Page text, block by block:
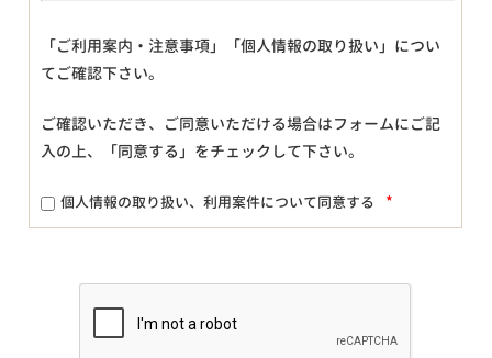
「ご利用案内・注意事項」「個人情報の取り扱い」につい
てご確認下さい。
ご確認いただき、ご同意いただける場合はフォームにご記
入の上、「同意する」をチェックして下さい。
個人情報の取り扱い、利用案件について同意する *